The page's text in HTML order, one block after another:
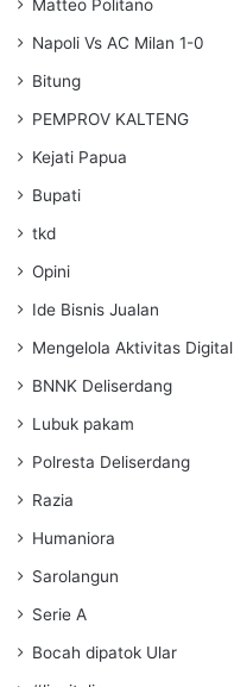
Matteo Politano
Napoli Vs AC Milan 1-0
Bitung
PEMPROV KALTENG
Kejati Papua
Bupati
tkd
Opini
Ide Bisnis Jualan
Mengelola Aktivitas Digital
BNNK Deliserdang
Lubuk pakam
Polresta Deliserdang
Razia
Humaniora
Sarolangun
Serie A
Bocah dipatok Ular